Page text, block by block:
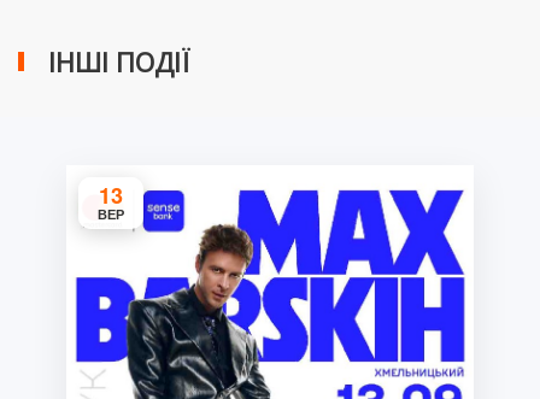
ІНШІ ПОДІЇ
13
ВЕР